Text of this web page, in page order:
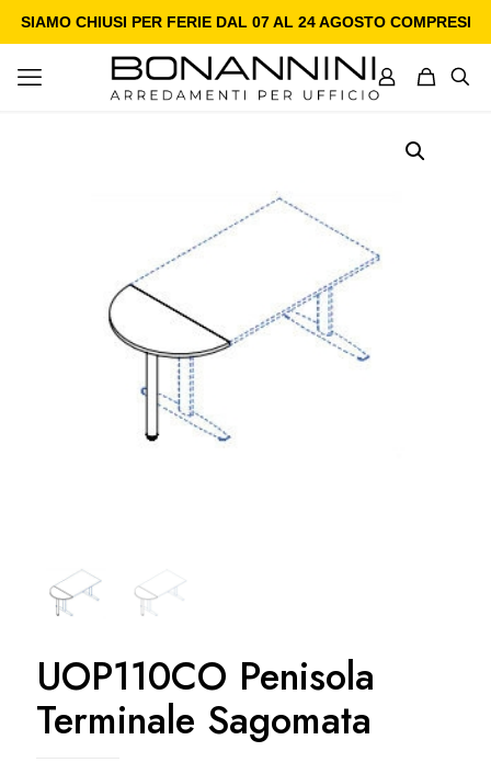
SIAMO CHIUSI PER FERIE DAL 07 AL 24 AGOSTO COMPRESI
UOP110CO Penisola
Terminale Sagomata